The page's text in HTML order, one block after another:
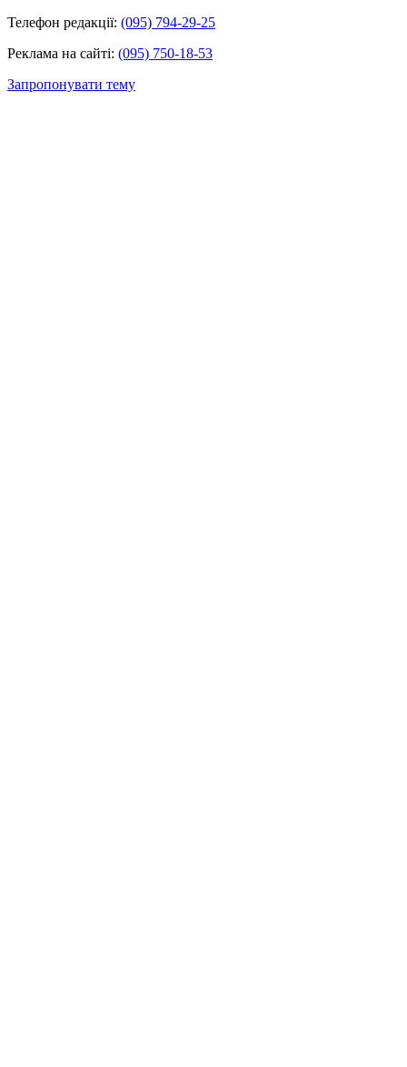
Телефон редакції: (095) 794-29-25
Реклама на сайті: (095) 750-18-53
Запропонувати тему